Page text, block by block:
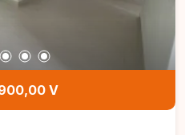
uma
quem busca um
e com
uma localização
Mônica. Agende uma
os detalhes deste
V